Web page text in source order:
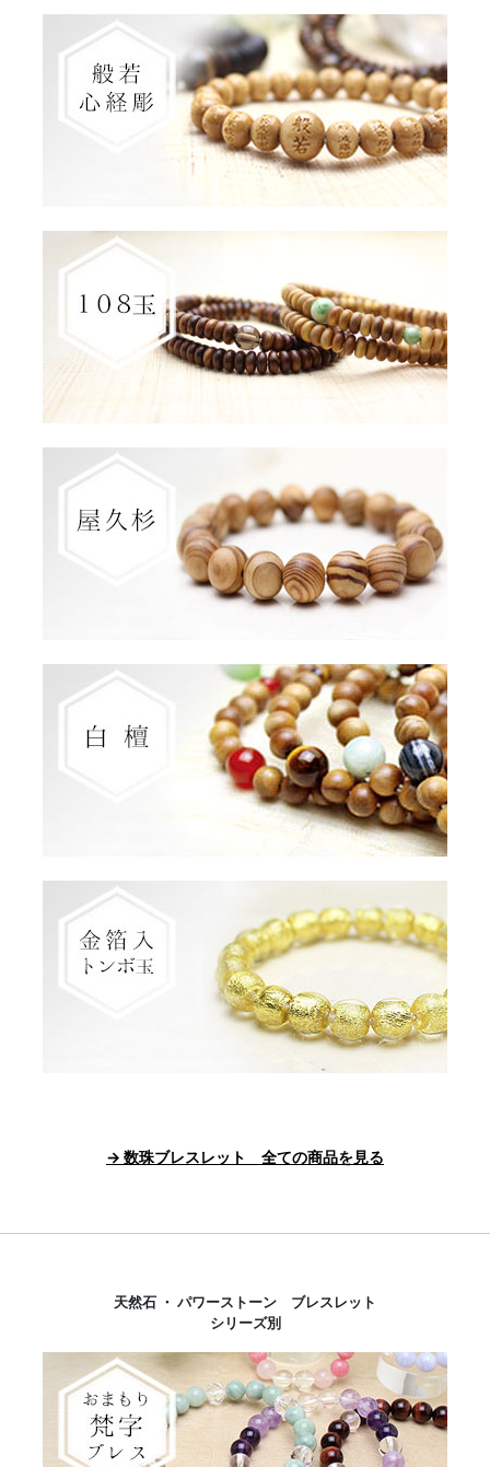
→ 数珠ブレスレット 全ての商品を見る
天然石 ・ パワーストーン ブレスレット
シリーズ別